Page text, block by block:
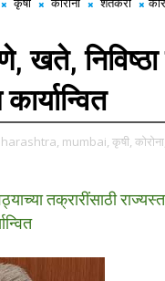
खते,
mumbai, कृषी, कोरोना,
तक्रारींसाठी